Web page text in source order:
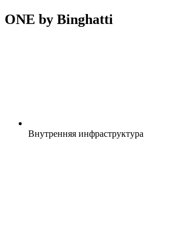
ONE by Binghatti
Внутренняя инфраструктура